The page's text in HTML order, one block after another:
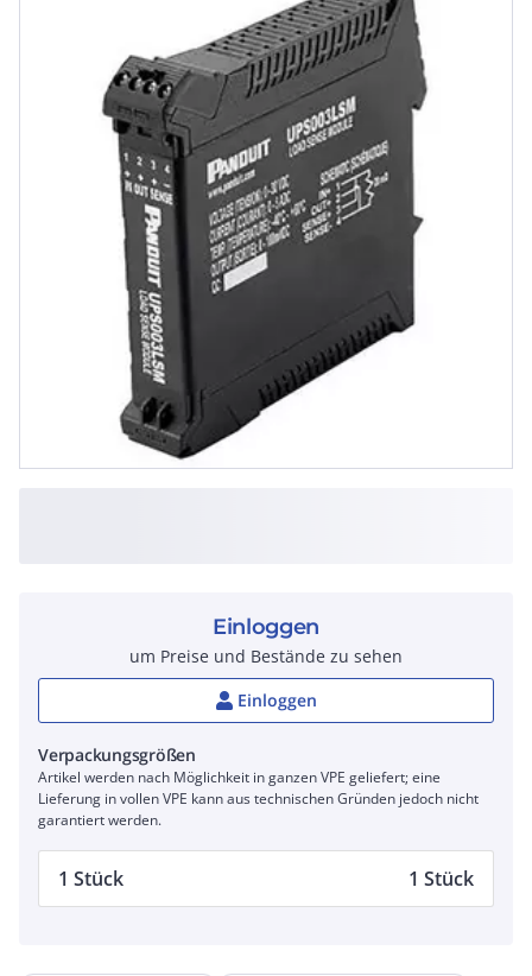
redundanter Stromversorgung zur
Überwachung der Last an der
Primärversorgung.
Einloggen
um Preise und Bestände zu sehen
Einloggen
Verpackungsgrößen
Artikel werden nach Möglichkeit in ganzen VPE geliefert; eine
Lieferung in vollen VPE kann aus technischen Gründen jedoch nicht
garantiert werden.
1 Stück 1 Stück